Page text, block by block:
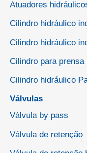
Atuadores
Cilindro hidráulico
Cilindro hidráulico
Cilindro para prensa
Cilindro hidráulico
Válvulas
Válvula by pass
Válvula de retenção